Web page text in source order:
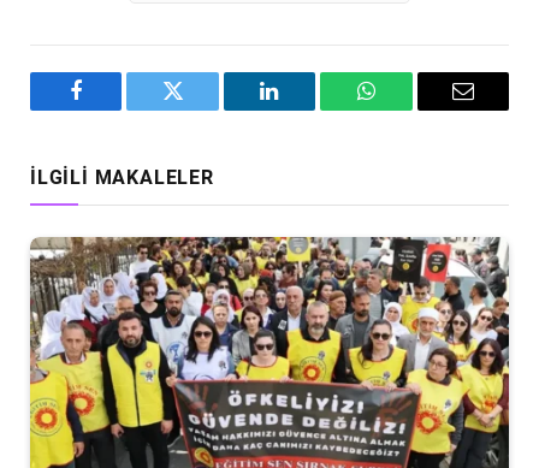
Facebook Twitter LinkedIn WhatsAppEmail
İLGILI MAKALELER